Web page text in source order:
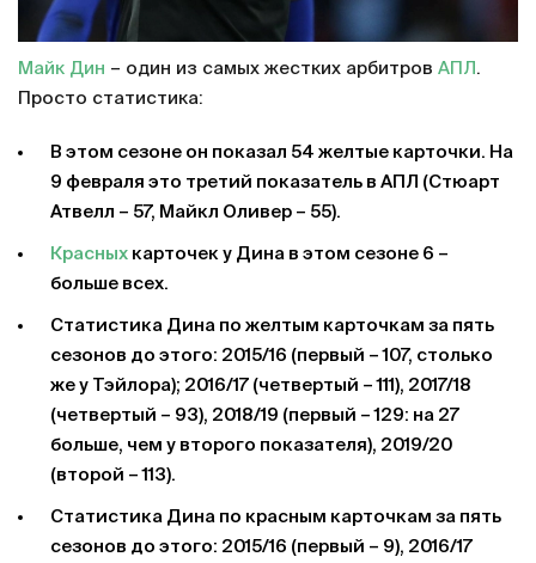
Майк Дин – один из самых жестких арбитров АПЛ .
Просто статистика:
В этом сезоне он показал 54 желтые карточки. На
9 февраля это третий показатель в АПЛ (Стюарт
Атвелл – 57, Майкл Оливер – 55).
Красных карточек у Дина в этом сезоне 6 –
больше всех.
Статистика Дина по желтым карточкам за пять
сезонов до этого: 2015/16 (первый – 107, столько
же у Тэйлора); 2016/17 (четвертый – 111), 2017/18
(четвертый – 93), 2018/19 (первый – 129: на 27
больше, чем у второго показателя), 2019/20
(второй – 113).
Статистика Дина по красным карточкам за пять
сезонов до этого: 2015/16 (первый – 9), 2016/17